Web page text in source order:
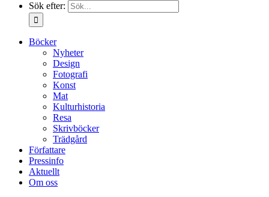
Sök efter:
Böcker
Nyheter
Design
Fotografi
Konst
Mat
Kulturhistoria
Resa
Skrivböcker
Trädgård
Författare
Pressinfo
Aktuellt
Om oss